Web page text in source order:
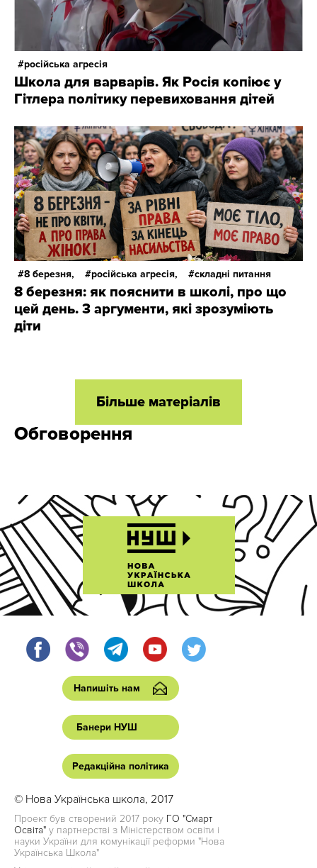
російська агресія
Школа для варварів. Як Росія копіює у
Гітлера політику перевиховання дітей
8 березня, російська агресія, складні питання
8 березня: як пояснити в школі, про що
цей день. 3 аргументи, які зрозуміють
діти
Більше матеріалів
Обговорення
Напишіть нам
Банери НУШ
Редакційна політика
© Нова Українська школа, 2017
Проект був створений 2017 року ГО "Смарт
Освіта" у партнерстві з Міністерством освіти і
науки України для комунікації реформи "Нова
Українська Школа"